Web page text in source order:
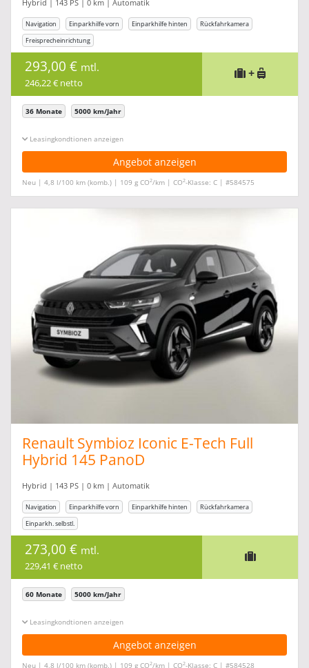
Hybrid | 143 PS | 0 km | Automatik
Navigation Einparkhilfe vorn Einparkhilfe hinten
Rückfahrkamera
Freisprecheinrichtung
293,00 € mtl.
246,22 € netto
+
36 Monate 5000 km/Jahr
Leasingkonditionen ein-/ausblenden
Angebot anzeigen
Neu | 4,8 l/100 km (komb.) | 109 g CO2/km | CO2-Klasse: C | #584575
Renault Symbioz Iconic E-Tech Full
Hybrid 145 PanoD
Hybrid | 143 PS | 0 km | Automatik
Navigation Einparkhilfe vorn Einparkhilfe hinten
Rückfahrkamera
Einparkh. selbstl.
273,00 € mtl.
229,41 € netto
60 Monate 5000 km/Jahr
Leasingkonditionen ein-/ausblenden
Angebot anzeigen
Neu | 4,8 l/100 km (komb.) | 109 g CO2/km | CO2-Klasse: C | #584528